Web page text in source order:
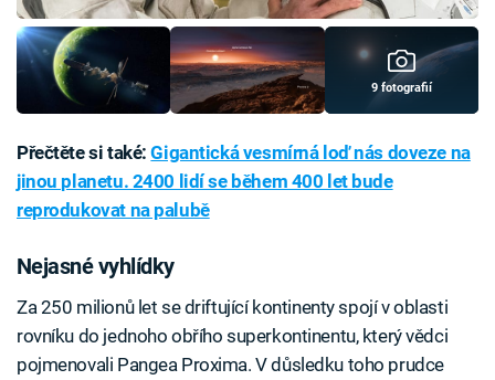
9 fotografií
Přečtěte si také:Gigantická vesmírná loď nás doveze na
jinou planetu. 2400 lidí se během 400 let bude
reprodukovat na palubě
Nejasné vyhlídky
Za 250 milionů let se driftující kontinenty spojí v oblasti
rovníku do jednoho obřího superkontinentu, který vědci
pojmenovali Pangea Proxima. V důsledku toho prudce